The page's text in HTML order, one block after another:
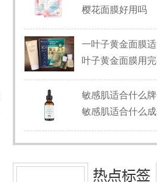
樱花面膜好用吗
一叶子黄金面膜
叶子黄金面膜用
敏感肌适合什么
敏感肌适合什么